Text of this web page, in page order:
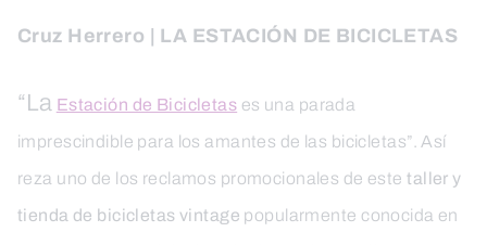
Cruz Herrero | LA ESTACIÓN DE BICICLETAS
“La Estación de Bicicletas es una parada
imprescindible para los amantes de las bicicletas”. Así
reza uno de los reclamos promocionales de este taller y
tienda de bicicletas vintage popularmente conocida en